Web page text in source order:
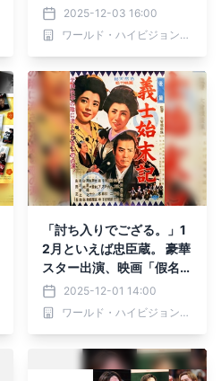
ちゃんとサワコちゃん～昭
和の大先輩とおかしな２人
～』第55回ゲスト：髙田
時00分～ BS12 トゥエル
ビで放送
2025-12-03 16:00
ワールド・ハイビジョン・チャンネル株式会社
「討ち入りでござる。」1
2月といえば忠臣蔵。 豪華
スター出演、映画「假名手
本忠臣蔵」ほか 12月２日
（火）～BS12で4週連続
放送
2025-12-01 14:00
ワールド・ハイビジョン・チャンネル株式会社